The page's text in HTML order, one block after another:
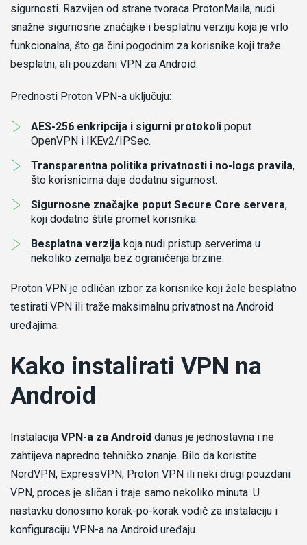
Recenzija
proton
vpn
sigurnosti. Razvijen od strane tvoraca ProtonMaila, nudi
snažne sigurnosne značajke i besplatnu verziju koja je vrlo
funkcionalna, što ga čini pogodnim za korisnike koji traže
besplatni, ali pouzdani VPN za Android.
Prednosti Proton VPN-a uključuju:
AES-256 enkripcija i sigurni protokoli poput
OpenVPN i IKEv2/IPSec.
Transparentna politika privatnosti i no-logs pravila,
što korisnicima daje dodatnu sigurnost.
Sigurnosne značajke poput Secure Core servera,
koji dodatno štite promet korisnika.
Besplatna verzija koja nudi pristup serverima u
nekoliko zemalja bez ograničenja brzine.
Proton VPN je odličan izbor za korisnike koji žele besplatno
testirati VPN ili traže maksimalnu privatnost na Android
uređajima.
Kako instalirati VPN na
Android
Instalacija VPN-a za Android danas je jednostavna i ne
zahtijeva napredno tehničko znanje. Bilo da koristite
NordVPN, ExpressVPN, Proton VPN ili neki drugi pouzdani
VPN, proces je sličan i traje samo nekoliko minuta. U
nastavku donosimo korak-po-korak vodič za instalaciju i
konfiguraciju VPN-a na Android uređaju.